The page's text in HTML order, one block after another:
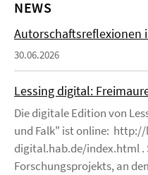
NEWS
Autorschaftsreflexionen
30.06.2026
Lessing digital:
Die digitale Edition von
und Falk" ist online: http://
digital.hab.de/index.html .
Forschungsprojekts, an